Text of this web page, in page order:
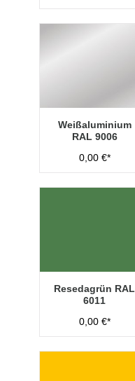
Weißaluminium
RAL 9006
0,00 €*
Resedagrün RAL
6011
0,00 €*